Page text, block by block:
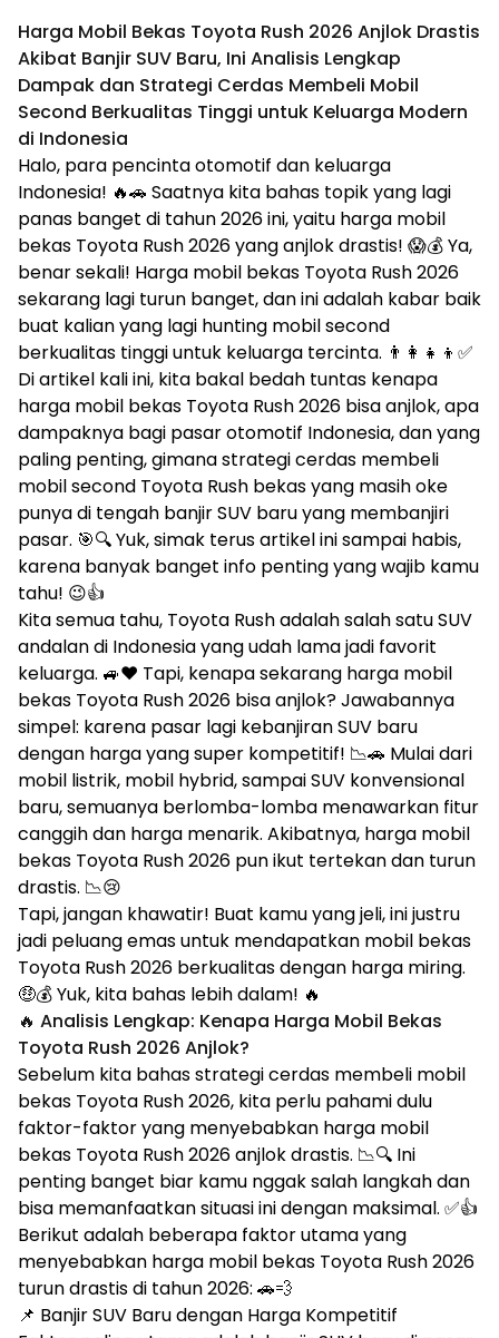
Harga Mobil Bekas Toyota Rush 2026 Anjlok Drastis
Akibat Banjir SUV Baru, Ini Analisis Lengkap
Dampak dan Strategi Cerdas Membeli Mobil
Second Berkualitas Tinggi untuk Keluarga Modern
di Indonesia
Halo, para pencinta otomotif dan keluarga
Indonesia! 🔥🚗 Saatnya kita bahas topik yang lagi
panas banget di tahun 2026 ini, yaitu harga mobil
bekas Toyota Rush 2026 yang anjlok drastis! 😱💰 Ya,
benar sekali! Harga mobil bekas Toyota Rush 2026
sekarang lagi turun banget, dan ini adalah kabar baik
buat kalian yang lagi hunting mobil second
berkualitas tinggi untuk keluarga tercinta. 👨‍👩‍👧‍👦✅
Di artikel kali ini, kita bakal bedah tuntas kenapa
harga mobil bekas Toyota Rush 2026 bisa anjlok, apa
dampaknya bagi pasar otomotif Indonesia, dan yang
paling penting, gimana strategi cerdas membeli
mobil second Toyota Rush bekas yang masih oke
punya di tengah banjir SUV baru yang membanjiri
pasar. 🎯🔍 Yuk, simak terus artikel ini sampai habis,
karena banyak banget info penting yang wajib kamu
tahu! 😉👍
Kita semua tahu, Toyota Rush adalah salah satu SUV
andalan di Indonesia yang udah lama jadi favorit
keluarga. 🚙❤️ Tapi, kenapa sekarang harga mobil
bekas Toyota Rush 2026 bisa anjlok? Jawabannya
simpel: karena pasar lagi kebanjiran SUV baru
dengan harga yang super kompetitif! 📉🚗 Mulai dari
mobil listrik, mobil hybrid, sampai SUV konvensional
baru, semuanya berlomba-lomba menawarkan fitur
canggih dan harga menarik. Akibatnya, harga mobil
bekas Toyota Rush 2026 pun ikut tertekan dan turun
drastis. 📉😢
Tapi, jangan khawatir! Buat kamu yang jeli, ini justru
jadi peluang emas untuk mendapatkan mobil bekas
Toyota Rush 2026 berkualitas dengan harga miring.
🤑💰 Yuk, kita bahas lebih dalam! 🔥
🔥 Analisis Lengkap: Kenapa Harga Mobil Bekas
Toyota Rush 2026 Anjlok?
Sebelum kita bahas strategi cerdas membeli mobil
bekas Toyota Rush 2026, kita perlu pahami dulu
faktor-faktor yang menyebabkan harga mobil
bekas Toyota Rush 2026 anjlok drastis. 📉🔍 Ini
penting banget biar kamu nggak salah langkah dan
bisa memanfaatkan situasi ini dengan maksimal. ✅👍
Berikut adalah beberapa faktor utama yang
menyebabkan harga mobil bekas Toyota Rush 2026
turun drastis di tahun 2026: 🚗💨
📌 Banjir SUV Baru dengan Harga Kompetitif